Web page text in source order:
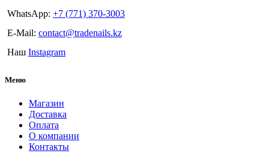
WhatsApp: +7 (771) 370-3003
E-Mail: contact@tradenails.kz
Наш Instagram
Меню
Магазин
Доставка
Оплата
О компании
Контакты